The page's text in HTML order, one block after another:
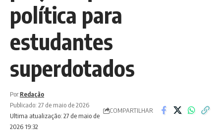
política para
estudantes
superdotados
Ultima atualização: 27 de maio de
2026 19:32
Por:Redação
Publicado: 27 de maio de 2026
COMPARTILHAR